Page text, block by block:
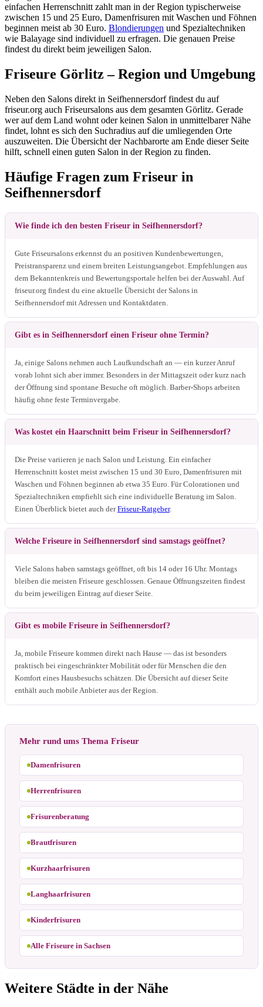
einfachen Herrenschnitt zahlt man in der Region typischerweise
zwischen 15 und 25 Euro, Damenfrisuren mit Waschen und Föhnen
beginnen meist ab 30 Euro. Blondierungen und Spezialtechniken
wie Balayage sind individuell zu erfragen. Die genauen Preise
findest du direkt beim jeweiligen Salon.
Friseure Görlitz – Region und Umgebung
Neben den Salons direkt in Seifhennersdorf findest du auf
friseur.org auch Friseursalons aus dem gesamten Görlitz. Gerade
wer auf dem Land wohnt oder keinen Salon in unmittelbarer Nähe
findet, lohnt es sich den Suchradius auf die umliegenden Orte
auszuweiten. Die Übersicht der Nachbarorte am Ende dieser Seite
hilft, schnell einen guten Salon in der Region zu finden.
Häufige Fragen zum Friseur in
Seifhennersdorf
Wie finde ich den besten Friseur in Seifhennersdorf?
Gute Friseursalons erkennst du an positiven Kundenbewertungen,
Preistransparenz und einem breiten Leistungsangebot. Empfehlungen aus
dem Bekanntenkreis und Bewertungsportale helfen bei der Auswahl. Auf
friseur.org findest du eine aktuelle Übersicht der Salons in
Seifhennersdorf mit Adressen und Kontaktdaten.
Gibt es in Seifhennersdorf einen Friseur ohne Termin?
Ja, einige Salons nehmen auch Laufkundschaft an — ein kurzer Anruf
vorab lohnt sich aber immer. Besonders in der Mittagszeit oder kurz nach
der Öffnung sind spontane Besuche oft möglich. Barber-Shops arbeiten
häufig ohne feste Terminvergabe.
Was kostet ein Haarschnitt beim Friseur in Seifhennersdorf?
Die Preise variieren je nach Salon und Leistung. Ein einfacher
Herrenschnitt kostet meist zwischen 15 und 30 Euro, Damenfrisuren mit
Waschen und Föhnen beginnen ab etwa 35 Euro. Für Colorationen und
Spezialtechniken empfiehlt sich eine individuelle Beratung im Salon.
Einen Überblick bietet auch derFriseur-Ratgeber.
Welche Friseure in Seifhennersdorf sind samstags geöffnet?
Viele Salons haben samstags geöffnet, oft bis 14 oder 16 Uhr. Montags
bleiben die meisten Friseure geschlossen. Genaue Öffnungszeiten findest
du beim jeweiligen Eintrag auf dieser Seite.
Gibt es mobile Friseure in Seifhennersdorf?
Ja, mobile Friseure kommen direkt nach Hause — das ist besonders
praktisch bei eingeschränkter Mobilität oder für Menschen die den
Komfort eines Hausbesuchs schätzen. Die Übersicht auf dieser Seite
enthält auch mobile Anbieter aus der Region.
Mehr rund ums Thema Friseur
Damenfrisuren
Herrenfrisuren
Frisurenberatung
Brautfrisuren
Kurzhaarfrisuren
Langhaarfrisuren
Kinderfrisuren
Alle Friseure in Sachsen
Weitere Städte in der Nähe